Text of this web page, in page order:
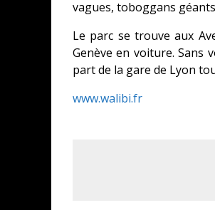
vagues, toboggans
Le parc se trouve aux
Genève en voiture. Sans
part de la gare de Lyon
www.walibi.fr